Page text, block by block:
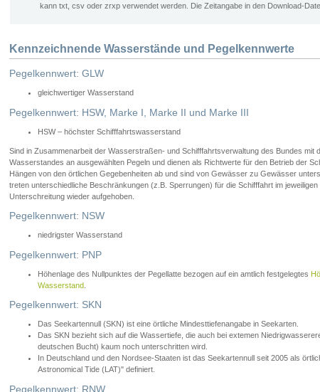
kann txt, csv oder zrxp verwendet werden. Die Zeitangabe in den Download-
Kennzeichnende Wasserstände und Pegelkennwerte
Pegelkennwert: GLW
gleichwertiger Wasserstand
Pegelkennwert: HSW, Marke I, Marke II und Marke III
HSW – höchster Schifffahrtswasserstand
Sind in Zusammenarbeit der Wasserstraßen- und Schifffahrtsverwaltung des Bundes mit
Wasserstandes an ausgewählten Pegeln und dienen als Richtwerte für den Betrieb der
Hängen von den örtlichen Gegebenheiten ab und sind von Gewässer zu Gewässer
treten unterschiedliche Beschränkungen (z.B. Sperrungen) für die Schifffahrt im
Unterschreitung wieder aufgehoben.
Pegelkennwert: NSW
niedrigster Wasserstand
Pegelkennwert: PNP
Höhenlage des Nullpunktes der Pegellatte bezogen auf ein amtlich festgelegtes
Wasserstand
Pegelkennwert: SKN
Das Seekartennull (SKN) ist eine örtliche Mindesttiefenangabe in Seekarten.
Das SKN bezieht sich auf die Wassertiefe, die auch bei extemen
deutschen Bucht) kaum noch unterschritten wird.
In Deutschland und den Nordsee-Staaten ist das Seekartennull seit 2005 als
Astronomical Tide (LAT)" definiert.
Pegelkennwert: RNW